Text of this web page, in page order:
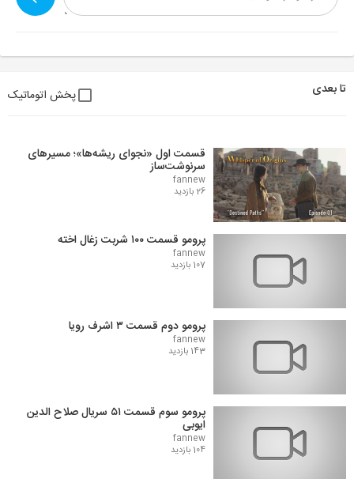
تا بعدی پخش اتوماتیک
قسمت اول «نجوای ریشه‌ها»؛ مسیرهای
سرنوشت‌ساز
fannew
26 بازدید
پرومو قسمت ۱۰۰ شربت زغال اخته
fannew
107 بازدید
پرومو دوم قسمت ۳ اشرف رویا
fannew
143 بازدید
پرومو سوم قسمت ۵۱ سریال صلاح الدین
ایوبی
fannew
104 بازدید